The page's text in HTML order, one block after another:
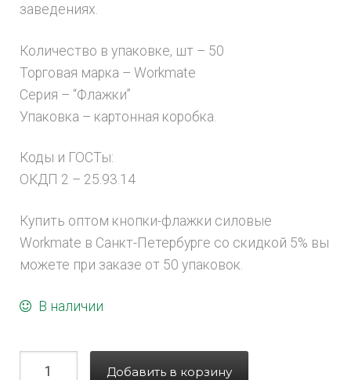
заведениях.
Количество в упаковке, шт – 50
Торговая марка – Workmate
Серия – “Флажки”
Упаковка – картонная коробка.
Коды и ГОСТы:
ОКДП 2 – 25.93.14
Купить оптом кнопки-флажки силовые
Workmate в Санкт-Петербурге со скидкой 5% вы
можете при заказе от 50 упаковок.
В наличии
Добавить в корзину